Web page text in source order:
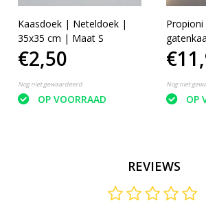
Kaasdoek | Neteldoek |
35x35 cm | Maat S
€2,50
Nog niet gewaardeerd
OP VOORRAAD
Gruyère
Nog niet
OP
REVIEWS